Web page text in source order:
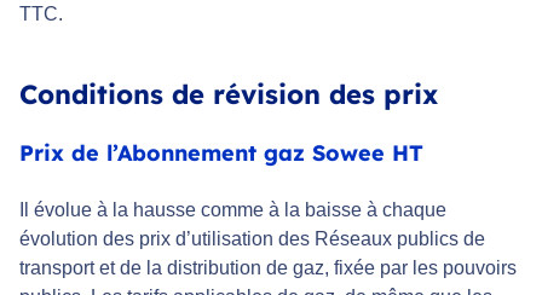
TTC.
Conditions de révision des prix
Prix de l’Abonnement gaz Sowee HT
Il évolue à la hausse comme à la baisse à chaque
évolution des prix d’utilisation des Réseaux publics de
transport et de la distribution de gaz, fixée par les pouvoirs